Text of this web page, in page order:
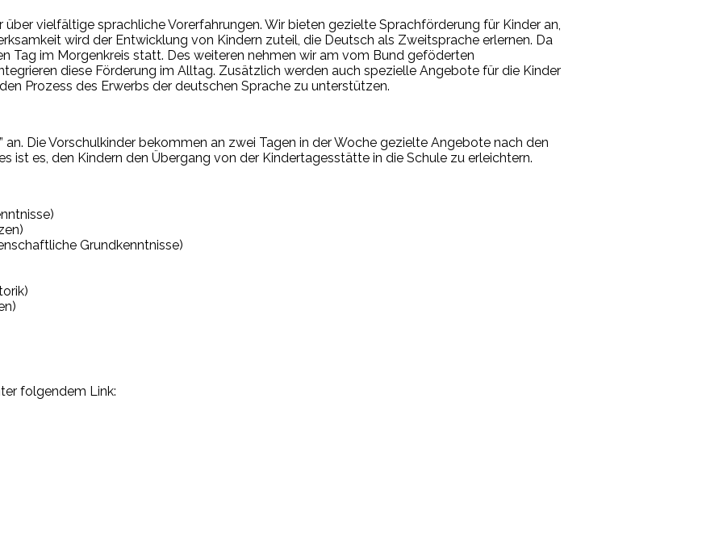
vielfältige sprachliche Vorerfahrungen. Wir bieten gezielte Sprachförderung für Kinder an,
wird der Entwicklung von Kindern zuteil, die Deutsch als Zweitsprache erlernen. Da
Tag im Morgenkreis statt. Des weiteren nehmen wir am vom Bund geföderten
diese Förderung im Alltag. Zusätzlich werden auch spezielle Angebote für die Kinder
Prozess des Erwerbs der deutschen Sprache zu unterstützen.
Die Vorschulkinder bekommen an zwei Tagen in der Woche gezielte Angebote nach den
ist es, den Kindern den Übergang von der Kindertagesstätte in die Schule zu erleichtern.
Grundkenntnisse)
folgendem Link: